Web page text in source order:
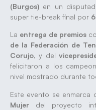
(Burgos) en un
super tie-break final por
La entrega de premios
de la Federación de
Corujo, y del
felicitaron a los
nivel mostrado durante
Este evento se enmarca
Mujer del proyecto